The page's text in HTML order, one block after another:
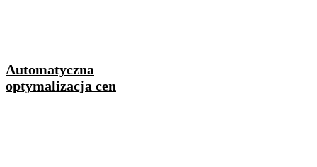
Automatyczna
optymalizacja cen